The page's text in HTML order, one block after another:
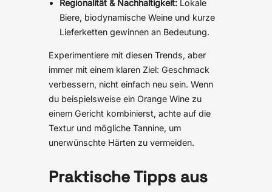
Regionalität & Nachhaltigkeit: Lokale
Biere, biodynamische Weine und kurze
Lieferketten gewinnen an Bedeutung.
Experimentiere mit diesen Trends, aber
immer mit einem klaren Ziel: Geschmack
verbessern, nicht einfach neu sein. Wenn
du beispielsweise ein Orange Wine zu
einem Gericht kombinierst, achte auf die
Textur und mögliche Tannine, um
unerwünschte Härten zu vermeiden.
Praktische Tipps aus